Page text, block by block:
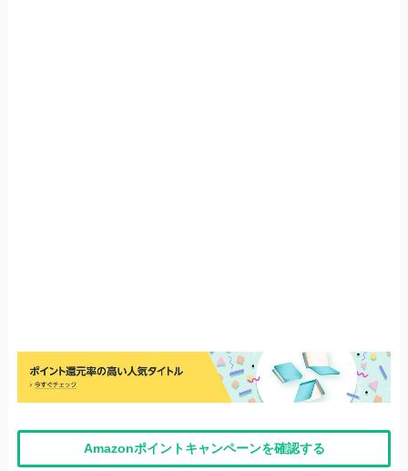
Amazonポイントキャンペーンを確認する